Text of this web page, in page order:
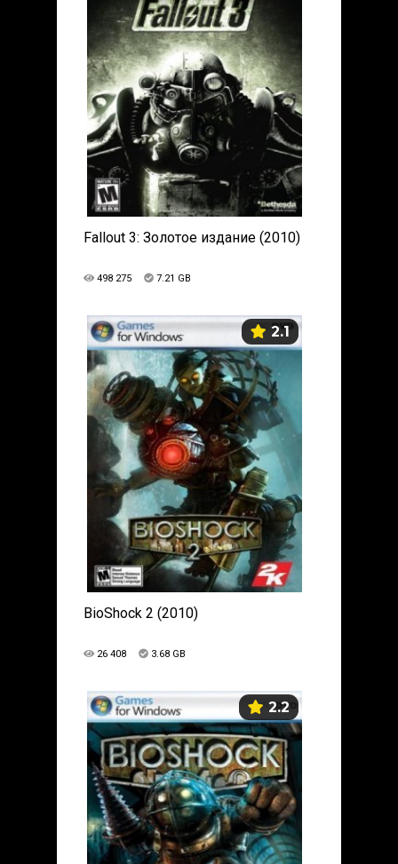
Fallout 3: Золотое издание (2010)
498 275 7.21 GB
2.1
BioShock 2 (2010)
26 408 3.68 GB
2.2